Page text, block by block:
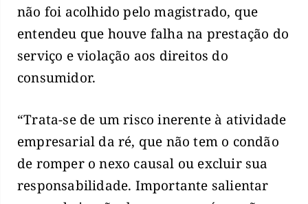
não foi acolhido pelo magistrado, que
entendeu que houve falha na prestação do
serviço e violação aos direitos do
consumidor.
“Trata-se de um risco inerente à atividade
empresarial da ré, que não tem o condão
de romper o nexo causal ou excluir sua
responsabilidade. Importante salientar